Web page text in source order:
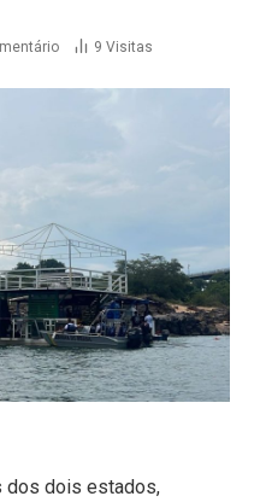
9 Visitas
dos dois estados,